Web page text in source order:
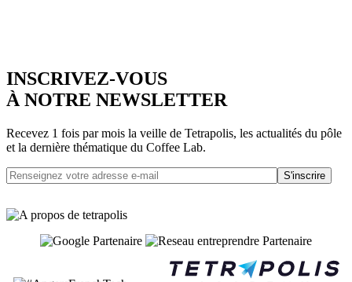
INSCRIVEZ-VOUS
À NOTRE NEWSLETTER
Recevez 1 fois par mois la veille de Tetrapolis, les actualités du pôle
et la dernière thématique du Coffee Lab.
S'inscrire